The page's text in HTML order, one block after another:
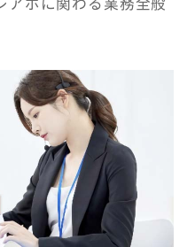
アポに関わる業務全般